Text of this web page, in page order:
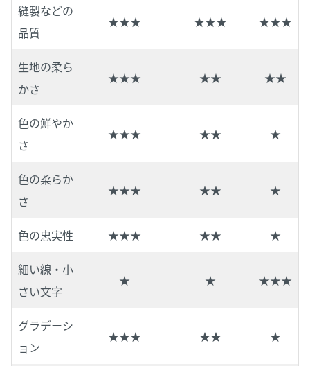
縫製などの
品質
★★★ ★★★ ★★★
生地の柔ら
かさ
★★★ ★★ ★★
色の鮮やか
さ
★★★ ★★ ★
色の柔らか
さ
★★★ ★★ ★
色の忠実性 ★★★ ★★ ★
細い線・小
さい文字
★ ★ ★★★
グラデーシ
ョン
★★★ ★★ ★